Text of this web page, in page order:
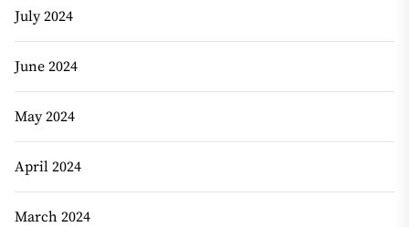
July 2024
June 2024
May 2024
April 2024
March 2024